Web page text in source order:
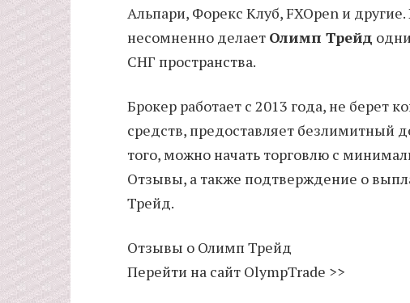
Альпари, Форекс Клуб, FXOpen и другие.
несомненно делает Олимп Трейд
СНГ пространства.
Брокер работает с 2013 года, не берет
средств, предоставляет безлимитный
того, можно начать торговлю с
Отзывы, а также подтверждение о
Трейд.
Отзывы о Олимп Трейд
Перейти на сайт OlympTrade >>